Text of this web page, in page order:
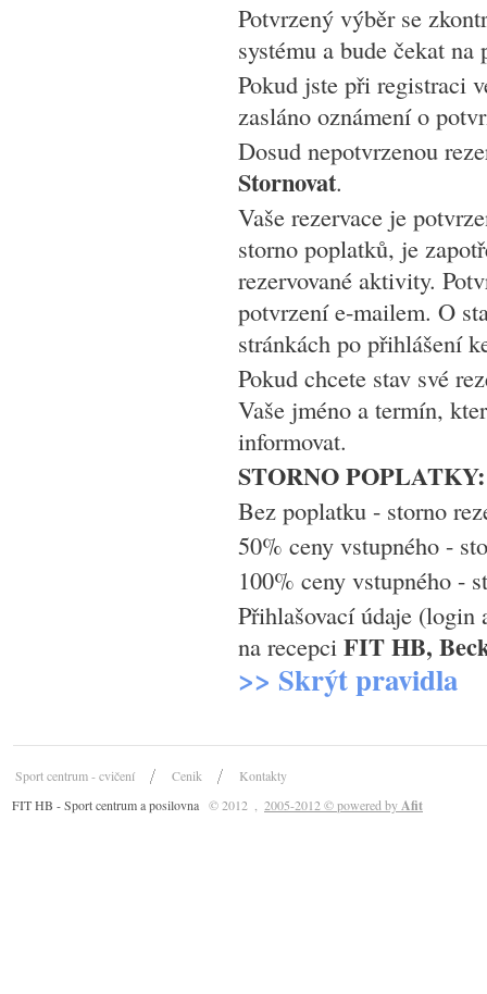
Potvrzený výběr se
systému a bude čekat
Pokud jste při registraci
zasláno oznámení o
Dosud nepotvrzenou
Stornovat.
Vaše rezervace je
storno poplatků, je
rezervované aktivity.
potvrzení e-mailem. O
stránkách po přihlášení
Pokud chcete stav své
Vaše jméno a termín,
informovat.
STORNO POPLATKY:
Bez poplatku - storno
50% ceny vstupného -
100% ceny vstupného -
Přihlašovací údaje (login
na recepci FIT HB,
>> Skrýt pravidla
Sport centrum - cvičení Cenik
Kontakty
FIT HB - Sport centrum a posilovna © 2012 2005-2012 © powered byAfit